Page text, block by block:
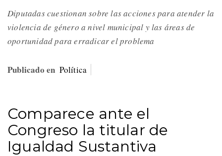
Diputadas cuestionan sobre las acciones para atender la
violencia de género a nivel municipal y las áreas de
oportunidad para erradicar el problema
Publicado en Política
Comparece ante el
Congreso la titular de
Igualdad Sustantiva